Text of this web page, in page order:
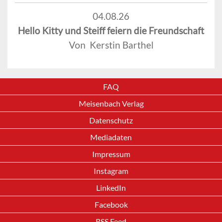
04.08.26
Hello Kitty und Steiff feiern die Freundschaft
Von Kerstin Barthel
FAQ
Meisenbach Verlag
Datenschutz
Mediadaten
Impressum
Instagram
LinkedIn
Facebook